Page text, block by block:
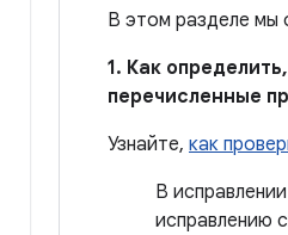
В этом разделе мы
1. Как
перечисленные
Узнайте, как
В
исправлению